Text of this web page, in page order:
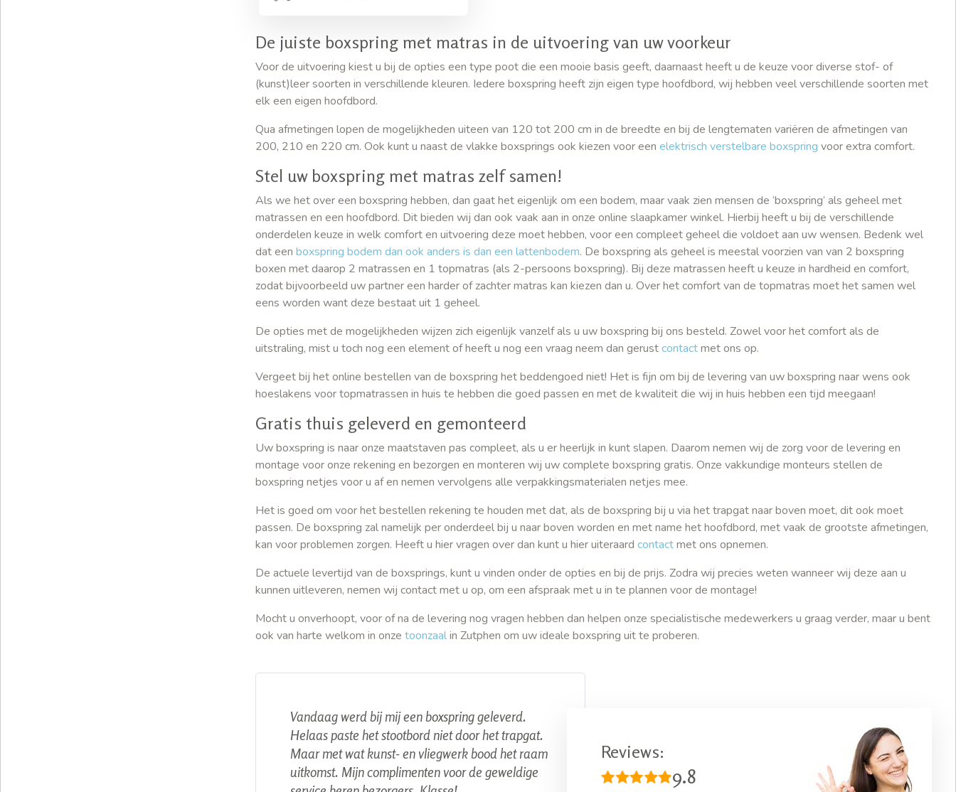
De juiste boxspring met matras in de uitvoering van uw voorkeur
Voor de uitvoering kiest u bij de opties een type poot die een mooie basis geeft, daarnaast heeft u de keuze voor diverse stof- of
(kunst)leer soorten in verschillende kleuren. Iedere boxspring heeft zijn eigen type hoofdbord, wij hebben veel verschillende soorten met
elk een eigen hoofdbord.
Qua afmetingen lopen de mogelijkheden uiteen van 120 tot 200 cm in de breedte en bij de lengtematen variëren de afmetingen van
200, 210 en 220 cm. Ook kunt u naast de vlakke boxsprings ook kiezen voor een elektrisch verstelbare boxspring voor extra comfort.
Stel uw boxspring met matras zelf samen!
Als we het over een boxspring hebben, dan gaat het eigenlijk om een bodem, maar vaak zien mensen de ‘boxspring’ als geheel met
matrassen en een hoofdbord. Dit bieden wij dan ook vaak aan in onze online slaapkamer winkel. Hierbij heeft u bij de verschillende
onderdelen keuze in welk comfort en uitvoering deze moet hebben, voor een compleet geheel die voldoet aan uw wensen. Bedenk wel
dat een boxspring bodem dan ook anders is dan een lattenbodem. De boxspring als geheel is meestal voorzien van van 2 boxspring
boxen met daarop 2 matrassen en 1 topmatras (als 2-persoons boxspring). Bij deze matrassen heeft u keuze in hardheid en comfort,
zodat bijvoorbeeld uw partner een harder of zachter matras kan kiezen dan u. Over het comfort van de topmatras moet het samen wel
eens worden want deze bestaat uit 1 geheel.
De opties met de mogelijkheden wijzen zich eigenlijk vanzelf als u uw boxspring bij ons besteld. Zowel voor het comfort als de
uitstraling, mist u toch nog een element of heeft u nog een vraag neem dan gerustcontactmet ons op.
Vergeet bij het online bestellen van de boxspring het beddengoed niet! Het is fijn om bij de levering van uw boxspring naar wens ook
hoeslakens voor topmatrassen in huis te hebben die goed passen en met de kwaliteit die wij in huis hebben een tijd meegaan!
Gratis thuis geleverd en gemonteerd
Uw boxspring is naar onze maatstaven pas compleet, als u er heerlijk in kunt slapen. Daarom nemen wij de zorg voor de levering en
montage voor onze rekening en bezorgen en monteren wij uw complete boxspring gratis. Onze vakkundige monteurs stellen de
boxspring netjes voor u af en nemen vervolgens alle verpakkingsmaterialen netjes mee.
Het is goed om voor het bestellen rekening te houden met dat, als de boxspring bij u via het trapgat naar boven moet, dit ook moet
passen. De boxspring zal namelijk per onderdeel bij u naar boven worden en met name het hoofdbord, met vaak de grootste afmetingen,
kan voor problemen zorgen. Heeft u hier vragen over dan kunt u hier uiteraard contactmet ons opnemen.
De actuele levertijd van de boxsprings, kunt u vinden onder de opties en bij de prijs. Zodra wij precies weten wanneer wij deze aan u
kunnen uitleveren, nemen wij contact met u op, om een afspraak met u in te plannen voor de montage!
Mocht u onverhoopt, voor of na de levering nog vragen hebben dan helpen onze specialistische medewerkers u graag verder, maar u bent
ook van harte welkom in onze toonzaalin Zutphen om uw ideale boxspring uit te proberen.
Vandaag werd bij mij een boxspring geleverd.
Helaas paste het stootbord niet door het trapgat.
Maar met wat kunst- en vliegwerk bood het raam
uitkomst. Mijn complimenten voor de geweldige
Reviews:
9.8